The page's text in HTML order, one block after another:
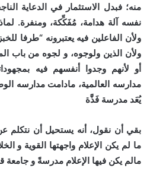
منه؛ فبدل الاستثمار في الدعاية
نفسه آلة هدامة، مُفَكِّكة، ومنفرة.
ولأن الفاعلين فيه يعتبرونه “طرفا
ولأن الذين ولوجوه، و لجوه من باب
أو لأنهم وجدوا أنفسهم فيه
مدارسه العالمية، مادامت مدارسه
يُعَد مدرسة فَذَّة
بقي أن نقول، أنه يستحيل أن نتكلم
ما لم يكن الإعلام واجهتها القوية و
مالم يكن فيها الإعلام مدرسةً و جامعة